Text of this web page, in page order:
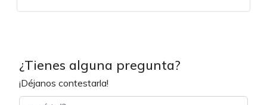
¿Tienes alguna pregunta?
¡Déjanos contestarla!